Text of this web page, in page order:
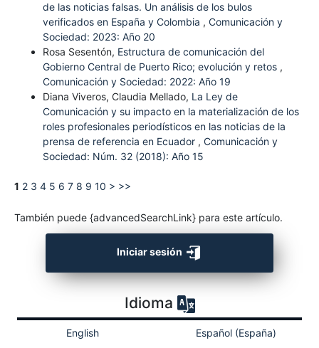
de las noticias falsas. Un análisis de los bulos
verificados en España y Colombia , Comunicación y
Sociedad: 2023: Año 20
Rosa Sesentón, Estructura de comunicación del
Gobierno Central de Puerto Rico; evolución y retos ,
Comunicación y Sociedad: 2022: Año 19
Diana Viveros, Claudia Mellado, La Ley de
Comunicación y su impacto en la materialización de los
roles profesionales periodísticos en las noticias de la
prensa de referencia en Ecuador , Comunicación y
Sociedad: Núm. 32 (2018): Año 15
1 2 3 4 5 6 7 8 9 10 > >>
También puede {advancedSearchLink} para este artículo.
Iniciar sesión
Idioma
English Español (España)